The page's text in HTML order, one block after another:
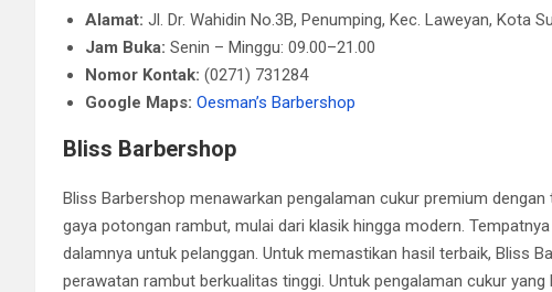
Alamat: Jl. Dr. Wahidin No.3B, Penumping, Kec. Laweyan, Kota
Jam Buka: Senin – Minggu: 09.00–21.00
Nomor Kontak: (0271) 731284
Google Maps: Oesman’s Barbershop
Bliss Barbershop
Bliss Barbershop menawarkan pengalaman cukur premium
gaya potongan rambut, mulai dari klasik hingga modern.
dalamnya untuk pelanggan. Untuk memastikan hasil terbaik, Bliss
perawatan rambut berkualitas tinggi. Untuk pengalaman cukur